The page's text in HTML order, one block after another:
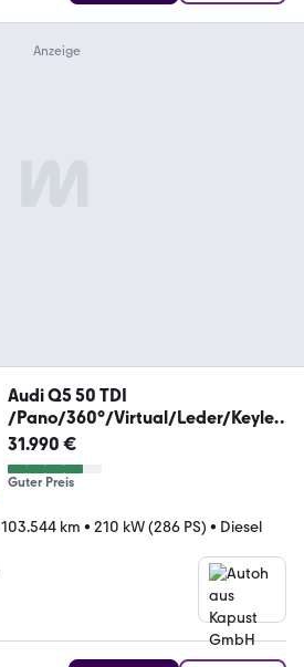
Audi Q5 50 TDI
/Pano/360°/Virtual/Leder/Keyles
s/Ahk
31.990 €
Guter Preis
103.544 km • 210 kW (286 PS) • Diesel